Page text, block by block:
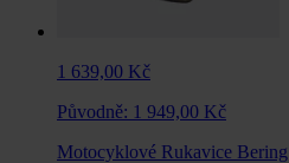
1 639,00 Kč
Původně: 1 949,00 Kč
Motocyklové Rukavice